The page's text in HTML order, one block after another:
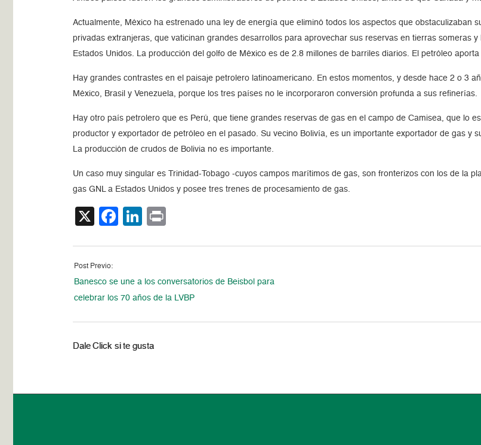
Actualmente, México ha estrenado una ley de energía que eliminó todos los aspectos que obstaculizaban
privadas extranjeras, que vaticinan grandes desarrollos para aprovechar sus reservas en tierras someras
Estados Unidos. La producción del golfo de México es de 2.8 millones de barriles diarios. El petróleo aporta
Hay grandes contrastes en el paisaje petrolero latinoamericano. En estos momentos, y desde hace 2 o 3
México, Brasil y Venezuela, porque los tres países no le incorporaron conversión profunda a sus refinerías.
Hay otro país petrolero que es Perú, que tiene grandes reservas de gas en el campo de Camisea, que lo
productor y exportador de petróleo en el pasado. Su vecino Bolivía, es un importante exportador de gas y
La producción de crudos de Bolivia no es importante.
Un caso muy singular es Trinidad-Tobago -cuyos campos marítimos de gas, son fronterizos con los de la
gas GNL a Estados Unidos y posee tres trenes de procesamiento de gas.
X Facebook
LinkedIn
Post Previo:
Banesco se une a los conversatorios de Beisbol para
celebrar los 70 años de la LVBP
Dale Click si te gusta